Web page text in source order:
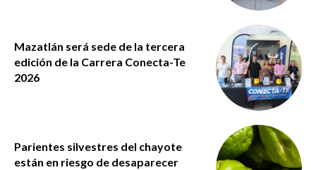
Mazatlán será sede de la tercera
edición de la Carrera Conecta-Te
2026
Parientes silvestres del chayote
están en riesgo de desaparecer